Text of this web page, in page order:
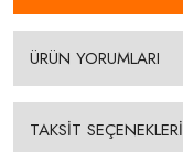
ÜRÜN YORUMLARI
TAKSİT SEÇENEKLERİ